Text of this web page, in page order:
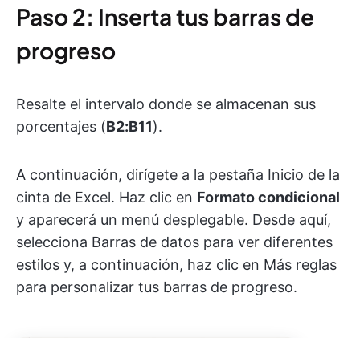
Paso 2: Inserta tus barras de
progreso
Resalte el intervalo donde se almacenan sus
porcentajes (B2:B11).
A continuación, dirígete a la pestaña Inicio de la
cinta de Excel. Haz clic en Formato condicional
y aparecerá un menú desplegable. Desde aquí,
selecciona Barras de datos para ver diferentes
estilos y, a continuación, haz clic en Más reglas
para personalizar tus barras de progreso.